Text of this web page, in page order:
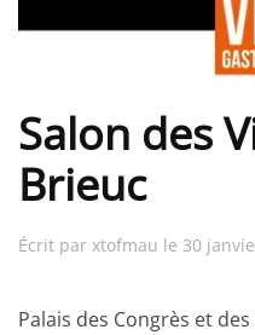
Salon des
Brieuc
Écrit par xtofmau le 30
Palais des Congrès et